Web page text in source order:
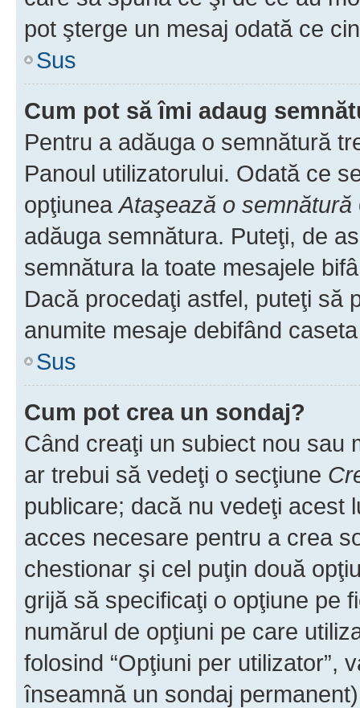
pot şterge un mesaj odată ce
Sus
Cum pot să îmi adaug
Pentru a adăuga o semnătură
Panoul utilizatorului. Odată ce
opţiuneaAtaşează o semnătură
adăuga semnătura. Puteţi, de
semnătura la toate mesajele
Dacă procedaţi astfel, puteţi să
anumite mesaje debifând
Sus
Cum pot crea un sondaj?
Când creaţi un subiect nou sau
ar trebui să vedeţi o secţiune
publicare; dacă nu vedeţi acest
acces necesare pentru a crea
chestionar şi cel puţin două
grijă să specificaţi o opţiune pe
numărul de opţiuni pe care
folosind “Opţiuni per utilizator”,
înseamnă un sondaj